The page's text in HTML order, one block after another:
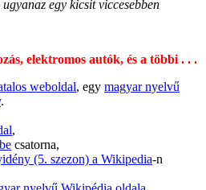
egy kicsit viccesebben
elektromos autók, és a többi . . .
weboldal, egy magyar nyelvű
.
,
csatorna,
(5. szezon) a Wikipedia-n